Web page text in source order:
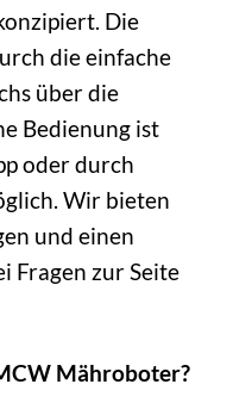
Die
die einfache
über die
Bedienung ist
oder durch
Wir bieten
und einen
Fragen zur Seite
Mähroboter?